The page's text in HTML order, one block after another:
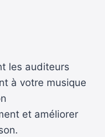
les auditeurs
à votre musique
et améliorer